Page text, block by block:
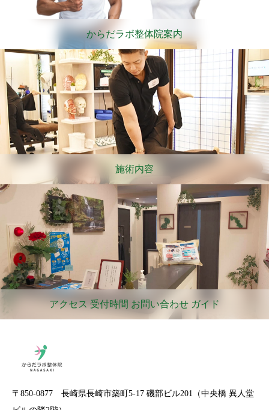
からだラボ整体院案内
施術内容
アクセス 受付時間 お問い合わせ ガイド
〒850-0877 長崎県長崎市築町5-17 磯部ビル201（中央橋 異人堂